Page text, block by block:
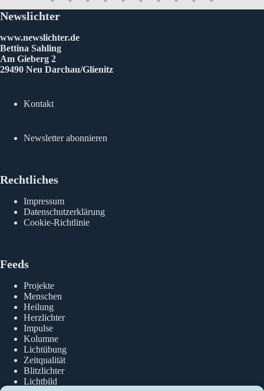
Newslichter
www.newslichter.de
Bettina Sahling
Am Gieberg 2
29490 Neu Darchau/Glienitz
Kontakt
Newsletter abonnieren
Rechtliches
Impressum
Datenschutzerklärung
Cookie-Richtlinie
Feeds
Projekte
Menschen
Heilung
Herzlichter
Impulse
Kolumne
Lichtübung
Zeitqualität
Blitzlichter
Lichtbild